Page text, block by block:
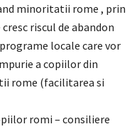
minoritatii rome , prin
riscul de abandon
locale care vor
a copiilor din
rome (facilitarea si
romi – consiliere